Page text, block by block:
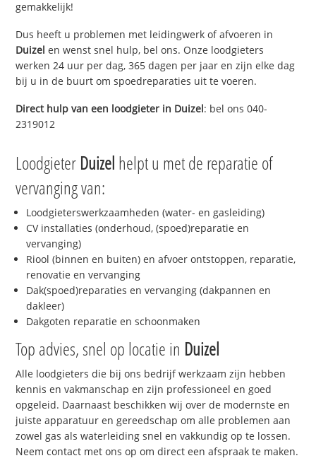
gemakkelijk!
Dus heeft u problemen met leidingwerk of afvoeren in
Duizel en wenst snel hulp, bel ons. Onze loodgieters
werken 24 uur per dag, 365 dagen per jaar en zijn elke dag
bij u in de buurt om spoedreparaties uit te voeren.
Direct hulp van een loodgieter in Duizel: bel ons 040-
2319012
Loodgieter Duizel helpt u met de reparatie of
vervanging van:
Loodgieterswerkzaamheden (water- en gasleiding)
CV installaties (onderhoud, (spoed)reparatie en
vervanging)
Riool (binnen en buiten) en afvoer ontstoppen, reparatie,
renovatie en vervanging
Dak(spoed)reparaties en vervanging (dakpannen en
dakleer)
Dakgoten reparatie en schoonmaken
Top advies, snel op locatie in Duizel
Alle loodgieters die bij ons bedrijf werkzaam zijn hebben
kennis en vakmanschap en zijn professioneel en goed
opgeleid. Daarnaast beschikken wij over de modernste en
juiste apparatuur en gereedschap om alle problemen aan
zowel gas als waterleiding snel en vakkundig op te lossen.
Neem contact met ons op om direct een afspraak te maken.